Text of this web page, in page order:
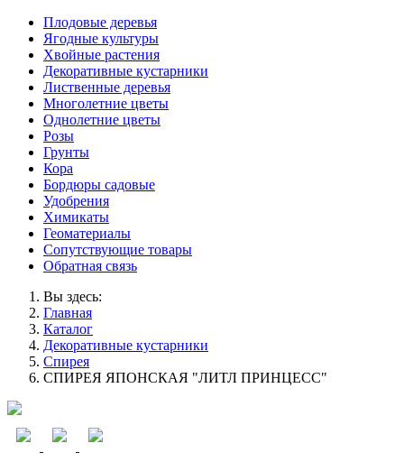
Плодовые деревья
Ягодные культуры
Хвойные растения
Декоративные кустарники
Лиственные деревья
Многолетние цветы
Однолетние цветы
Розы
Грунты
Кора
Бордюры садовые
Удобрения
Химикаты
Геоматериалы
Сопутствующие товары
Обратная связь
Вы здесь:
Главная
Каталог
Декоративные кустарники
Спирея
СПИРЕЯ ЯПОНСКАЯ "ЛИТЛ ПРИНЦЕСС"